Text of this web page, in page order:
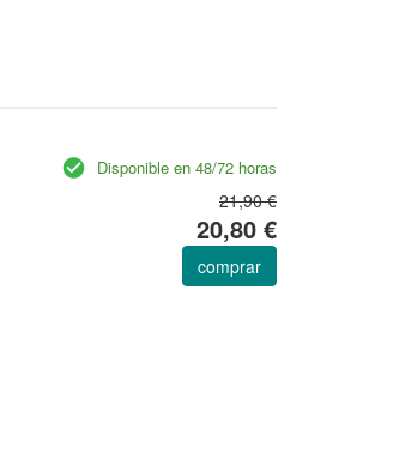
Disponible en 48/72 horas
21,90 €
20,80 €
comprar